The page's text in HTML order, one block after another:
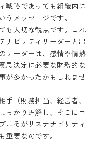
戦略であっても組織内に
うメッセージです。
も大切な観点です。これ
ナビリティリーダーと出
リーダーは、感情や情熱
思決定に必要な財務的な
が多かったかもしれませ
（財務担当、経営者、
っかり理解し、そこにコ
こそがサステナビリティ
重要なのです。